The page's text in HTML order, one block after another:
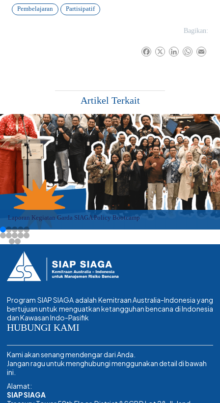
Pembelajaran Partisipatif
Bagikan:
F
b
k
X
L
n
W
p
Artikel Terkait
Laporan Kegiatan Garda SIAGA Policy Bootcamp
Program SIAP SIAGA adalah Kemitraan Australia-Indonesia yang
bertujuan untuk menguatkan ketangguhan bencana di Indonesia
dan Kawasan Indo-Pasifik
HUBUNGI KAMI
Kami akan senang mendengar dari Anda.
Jangan ragu untuk menghubungi menggunakan detail di bawah
ini.
Alamat:
SIAP SIAGA